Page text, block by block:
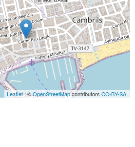
Leaflet| ©OpenStreetMapcontributors CC-BY-SA,